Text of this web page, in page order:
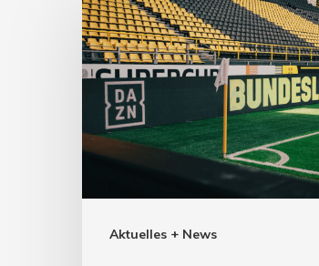
Aktuelles + News